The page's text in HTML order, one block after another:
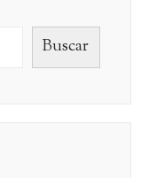
Buscar